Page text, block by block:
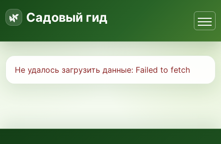
Садовый гид
Не удалось загрузить данные: Failed to fetch